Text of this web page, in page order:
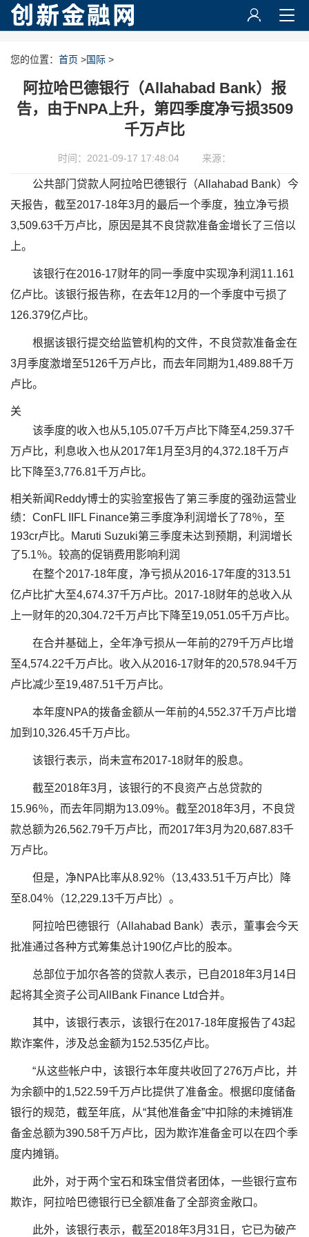
您的位置： 首页 >国际 >
阿拉哈巴德银行（Allahabad Bank）报
告，由于NPA上升，第四季度净亏损3509
千万卢比
时间：2021-09-17 17:48:04 来源：
公共部门贷款人阿拉哈巴德银行（Allahabad Bank）今
天报告，截至2017-18年3月的最后一个季度，独立净亏损
3,509.63千万卢比，原因是其不良贷款准备金增长了三倍以
上。
该银行在2016-17财年的同一季度中实现净利润11.161
亿卢比。该银行报告称，在去年12月的一个季度中亏损了
126.379亿卢比。
根据该银行提交给监管机构的文件，不良贷款准备金在
3月季度激增至5126千万卢比，而去年同期为1,489.88千万
卢比。
关
该季度的收入也从5,105.07千万卢比下降至4,259.37千
万卢比，利息收入也从2017年1月至3月的4,372.18千万卢
比下降至3,776.81千万卢比。
相关新闻Reddy博士的实验室报告了第三季度的强劲运营业
绩：ConFL IIFL Finance第三季度净利润增长了78％，至
193cr卢比。Maruti Suzuki第三季度未达到预期，利润增长
了5.1％。较高的促销费用影响利润
在整个2017-18年度，净亏损从2016-17年度的313.51
亿卢比扩大至4,674.37千万卢比。2017-18财年的总收入从
上一财年的20,304.72千万卢比下降至19,051.05千万卢比。
在合并基础上，全年净亏损从一年前的279千万卢比增
至4,574.22千万卢比。收入从2016-17财年的20,578.94千万
卢比减少至19,487.51千万卢比。
本年度NPA的拨备金额从一年前的4,552.37千万卢比增
加到10,326.45千万卢比。
该银行表示，尚未宣布2017-18财年的股息。
截至2018年3月，该银行的不良资产占总贷款的
15.96％，而去年同期为13.09％。截至2018年3月，不良贷
款总额为26,562.79千万卢比，而2017年3月为20,687.83千
万卢比。
但是，净NPA比率从8.92％（13,433.51千万卢比）降
至8.04％（12,229.13千万卢比）。
阿拉哈巴德银行（Allahabad Bank）表示，董事会今天
批准通过各种方式筹集总计190亿卢比的股本。
总部位于加尔各答的贷款人表示，已自2018年3月14日
起将其全资子公司AllBank Finance Ltd合并。
其中，该银行表示，该银行在2017-18年度报告了43起
欺诈案件，涉及总金额为152.535亿卢比。
“从这些帐户中，该银行本年度共收回了276万卢比，并
为余额中的1,522.59千万卢比提供了准备金。根据印度储备
银行的规范，截至年底，从“其他准备金”中扣除的未摊销准
备金总额为390.58千万卢比，因为欺诈准备金可以在四个季
度内摊销。
此外，对于两个宝石和珠宝借贷者团体，一些银行宣布
欺诈，阿拉哈巴德银行已全额准备了全部资金敞口。
此外，该银行表示，截至2018年3月31日，它已为破产